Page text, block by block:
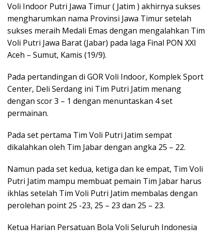
Voli Indoor Putri Jawa Timur ( Jatim ) akhirnya sukses
mengharumkan nama Provinsi Jawa Timur setelah
sukses meraih Medali Emas dengan mengalahkan Tim
Voli Putri Jawa Barat (Jabar) pada laga Final PON XXI
Aceh – Sumut, Kamis (19/9).
Pada pertandingan di GOR Voli Indoor, Komplek Sport
Center, Deli Serdang ini Tim Putri Jatim menang
dengan scor 3 – 1 dengan menuntaskan 4 set
permainan.
Pada set pertama Tim Voli Putri Jatim sempat
dikalahkan oleh Tim Jabar dengan angka 25 – 22.
Namun pada set kedua, ketiga dan ke empat, Tim Voli
Putri Jatim mampu membuat pemain Tim Jabar harus
ikhlas setelah Tim Voli Putri Jatim membalas dengan
perolehan point 25 -23, 25 – 23 dan 25 – 23.
Ketua Harian Persatuan Bola Voli Seluruh Indonesia